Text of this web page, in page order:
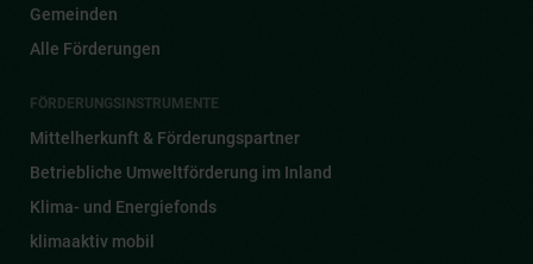
Gemeinden
Alle Förderungen
FÖRDERUNGSINSTRUMENTE
Mittelherkunft & Förderungspartner
Betriebliche Umweltförderung im Inland
Klima- und Energiefonds
klimaaktiv mobil